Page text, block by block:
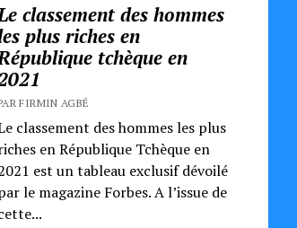
classement des hommes
plus riches en
tchèque en
FIRMIN AGBÉ
classement des hommes les plus
en République Tchèque en
est un tableau exclusif dévoilé
le magazine Forbes. A l’issue de